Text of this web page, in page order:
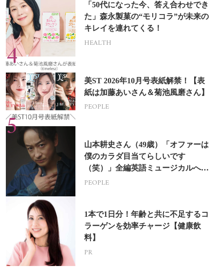
「50代になった今、答え合わせでき
た」森永製菓の“モリコラ”が未来の
キレイを連れてくる！
HEALTH
美ST 2026年10月号表紙解禁！【表
紙は加藤あいさん＆菊池風磨さん】
PEOPLE
山本耕史さん（49歳）「オファーは
僕のカラダ目当てらしいです
（笑）」全編英語ミュージカルへの
挑戦
PEOPLE
1本で1日分！年齢と共に不足するコ
ラーゲンを効率チャージ【健康飲
料】
PR